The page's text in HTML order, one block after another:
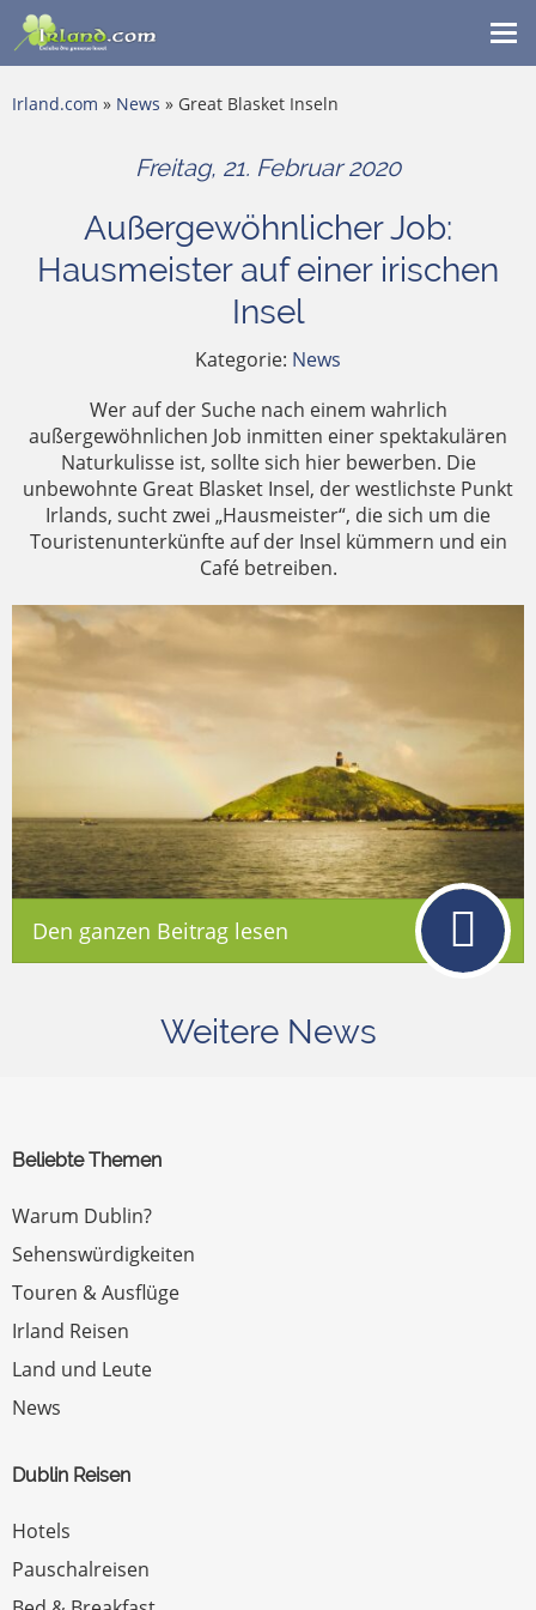
Irland.com » News » Great Blasket Inseln
Freitag, 21. Februar 2020
Außergewöhnlicher Job:
Hausmeister auf einer irischen
Insel
Kategorie: News
Wer auf der Suche nach einem wahrlich
außergewöhnlichen Job inmitten einer spektakulären
Naturkulisse ist, sollte sich hier bewerben. Die
unbewohnte Great Blasket Insel, der westlichste Punkt
Irlands, sucht zwei „Hausmeister“, die sich um die
Touristenunterkünfte auf der Insel kümmern und ein
Café betreiben.
Den ganzen Beitrag lesen
Weitere News
Beliebte Themen
Warum Dublin?
Sehenswürdigkeiten
Touren & Ausflüge
Irland Reisen
Land und Leute
News
Dublin Reisen
Hotels
Pauschalreisen